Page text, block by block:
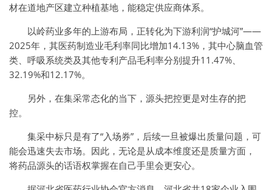
材在道地产区建立种植基地，能稳定供应商体系。
以岭药业多年的上游布局，正转化为下游利润“护城河”——
2025年，其医药制造业毛利率同比增加14.13%，其中心脑血管
类、呼吸系统类及其他专利产品毛利率分别提升11.47%、
32.19%和12.17%。
另外，在集采常态化的当下，源头把控更是对生存的把
控。
集采中标只是有了“入场券”，后续一旦被爆出质量问题，可
能会迅速失去市场。因此，无论是从成本维度还是质量方面，
将药品源头的话语权掌握在自己手里会更安心。